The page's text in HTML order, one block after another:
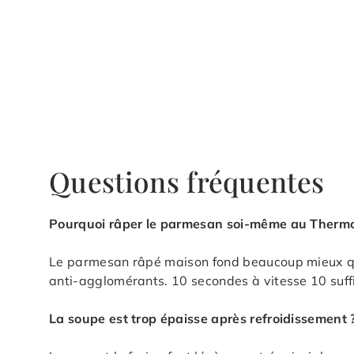
Questions fréquentes
Pourquoi râper le parmesan soi-même au
Le parmesan râpé maison fond beaucoup
anti-agglomérants. 10 secondes à vitesse 10
La soupe est trop épaisse après refroidissement